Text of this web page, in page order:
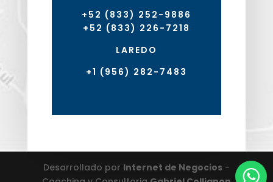
+52 (833) 252-9886
+52 (833) 226-7218
LAREDO
+1 (956) 282-7483
Desarrollado por Internet de Negocios-